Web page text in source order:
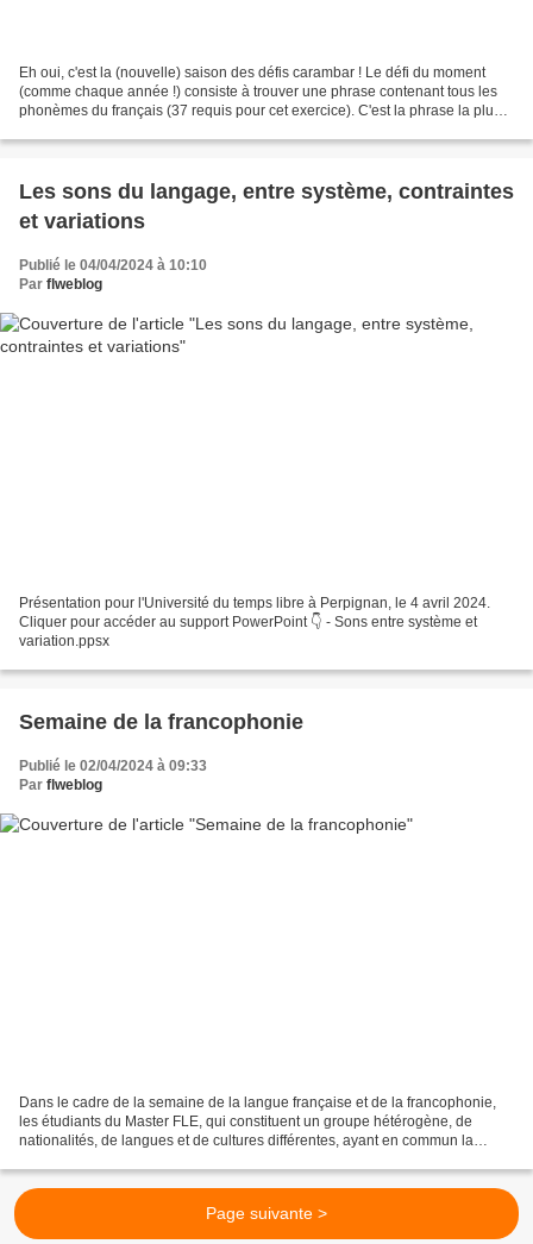
Eh oui, c'est la (nouvelle) saison des défis carambar ! Le défi du moment
(comme chaque année !) consiste à trouver une phrase contenant tous les
phonèmes du français (37 requis pour cet exercice). C'est la phrase la plus
Les sons du langage, entre système, contraintes
et variations
Publié le 04/04/2024 à 10:10
Par flweblog
Présentation pour l'Université du temps libre à Perpignan, le 4 avril 2024.
Cliquer pour accéder au support PowerPoint 👇 - Sons entre système et
variation.ppsx
Semaine de la francophonie
Publié le 02/04/2024 à 09:33
Par flweblog
Dans le cadre de la semaine de la langue française et de la francophonie,
les étudiants du Master FLE, qui constituent un groupe hétérogène, de
nationalités, de langues et de cultures différentes, ayant en commun la
Page suivante >